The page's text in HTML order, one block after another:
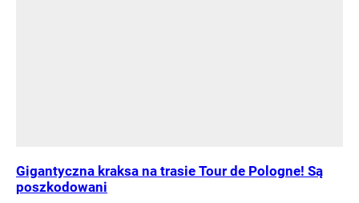
Gigantyczna kraksa na trasie Tour de Pologne! Są
poszkodowani